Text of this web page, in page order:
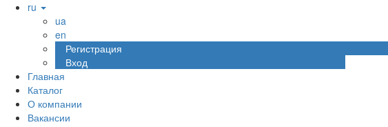
ru
ua
en
Регистрация
Вход
Главная
Каталог
О компании
Вакансии